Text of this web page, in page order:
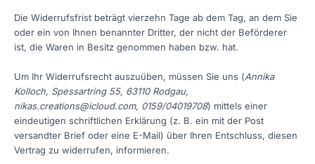
Die Widerrufsfrist beträgt vierzehn Tage ab dem Tag, an dem Sie
oder ein von Ihnen benannter Dritter, der nicht der Beförderer
ist, die Waren in Besitz genommen haben bzw. hat.
Um Ihr Widerrufsrecht auszuüben, müssen Sie uns (Annika
Kolloch, Spessartring 55, 63110 Rodgau,
nikas.creations@icloud.com, 0159/04019708) mittels einer
eindeutigen schriftlichen Erklärung (z. B. ein mit der Post
versandter Brief oder eine E-Mail) über Ihren Entschluss, diesen
Vertrag zu widerrufen, informieren.